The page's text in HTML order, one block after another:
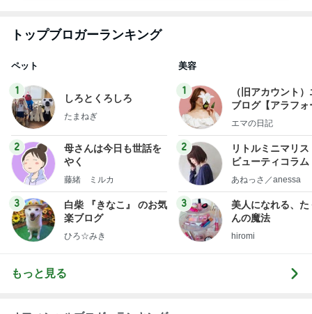
トップブロガーランキング
ペット
1
しろとくろしろ
たまねぎ
2
母さんは今日も世話を
やく
藤緒 ミルカ
3
白柴 『きなこ』 のお気
楽ブログ
ひろ☆みき
美容
1
（旧アカウント
ブログ【アラフォ
社売却セカンドラ
エマの日記
2
リトルミニマリス
ビューティコラ
little
あねっさ／anessa
3
美人になれる、た
んの魔法
hiromi
もっと見る